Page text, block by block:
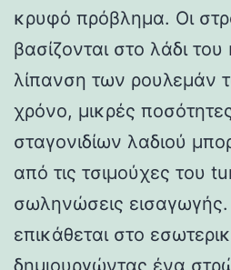
κρυφό πρόβλημα. Οι
βασίζονται στο λάδι του
λίπανση των ρουλεμάν
χρόνο, μικρές
σταγονιδίων λαδιού
από τις τσιμούχες του
σωληνώσεις εισαγωγής.
επικάθεται στο
δημιουργώντας ένα